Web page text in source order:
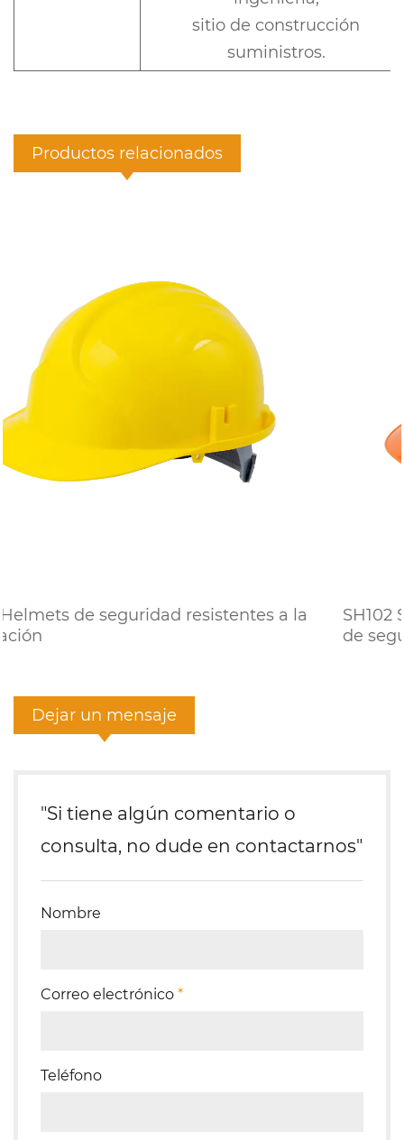
sitio de construcción
suministros.
Productos relacionados
a la
SH102 SUSPENSIÓN DE 6 PUNTOS
Dejar un mensaje
"Si tiene algún comentario o
consulta, no dude en contactarnos"
Nombre
Correo electrónico *
Teléfono